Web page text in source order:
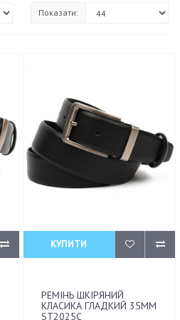
Показати:
КУПИТИ
РЕМІНЬ ШКІРЯНИЙ
КЛАСИКА ГЛАДКИЙ 35ММ
ST2025C